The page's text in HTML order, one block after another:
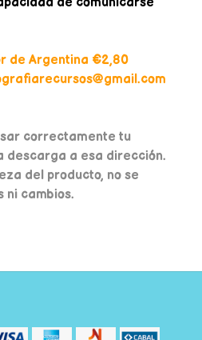
de Argentina €2,80
correctamente tu
descarga a esa dirección.
del producto, no se
ni cambios.